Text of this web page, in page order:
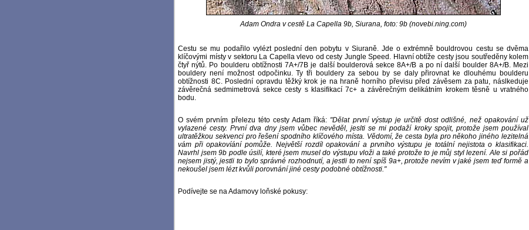
Adam Ondra v cestě La Capella 9b, Siurana, foto: 9b (novebi.ning.com)
Cestu se mu podařilo vylézt poslední den pobytu v Siuraně. Jde o extrémně bouldrovou cestu se dvěma
klíčovými místy v sektoru La Capella vlevo od cesty Jungle Speed. Hlavní obtíže cesty jsou soutředěny kolem
čtyř nýtů. Po boulderu obtížnosti 7A+/7B je další boulderová sekce 8A+/B a po ní další boulder 8A+/B. Mezi
bouldery není možnost odpočinku. Ty tři bouldery za sebou by se daly přirovnat ke dlouhému boulderu
obtížnosti 8C. Poslední opravdu těžký krok je na hraně horního převisu před závěsem za patu, náslkeduje
závěrečná sedmimetrová sekce cesty s klasifikací 7c+ a závěrečným delikátním krokem těsně u vratného
bodu.
O svém prvním přelezu této cesty Adam říká: "Dělat první výstup je určitě dost odlišné, než opakování už
vylazené cesty. První dva dny jsem vůbec nevěděl, jeslti se mi podaží kroky spojit, protože jsem používal
ultratěžkou sekvenci pro řešení spodního klíčového místa. Vědomí, že cesta byla pro někoho jiného lezitelná
vám při opakovíání pomůže. Největší rozdíl opakování a prvního výstupu je totální nejistota o klasifikaci.
Navrhl jsem 9b podle úsilí, které jsem musel do výstupu vloži a také protože to je můj styl lezení. Ale si pořád
nejsem jistý, jestli to bylo správné rozhodnutí, a jestli to není spíš 9a+, protože nevím v jaké jsem teď formě a
nekoušel jsem lézt kvůli porovnání jiné cesty podobné obtížnosti."
Podívejte se na Adamovy loňské pokusy: